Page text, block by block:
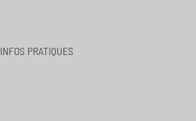
INFOS PRATIQUES